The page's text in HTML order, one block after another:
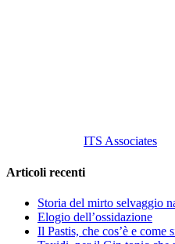
ITS Associates
Articoli recenti
Storia del mirto selvaggio
Elogio dell’ossidazione
Il Pastis, che cos’è e